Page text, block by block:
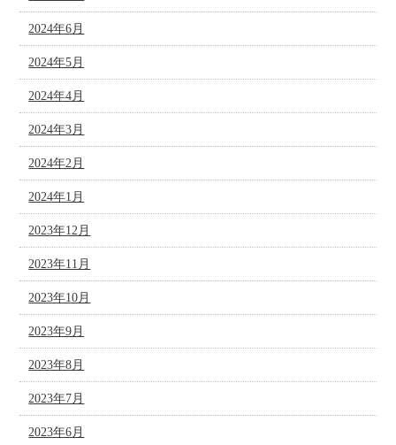
2024年6月
2024年5月
2024年4月
2024年3月
2024年2月
2024年1月
2023年12月
2023年11月
2023年10月
2023年9月
2023年8月
2023年7月
2023年6月